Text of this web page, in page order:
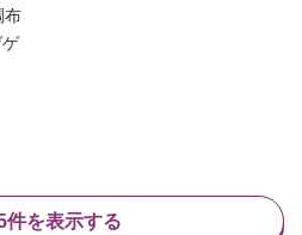
布
件を表示する